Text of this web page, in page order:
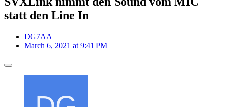
statt den Line In
DG7AA
March 6, 2021 at 9:41 PM